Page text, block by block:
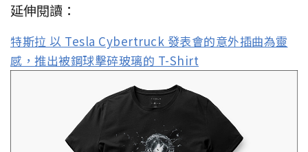
延伸閱讀：
特斯拉 以 Tesla Cybertruck 發表會的意外插曲為靈
感，推出被鋼球擊碎玻璃的 T-Shirt